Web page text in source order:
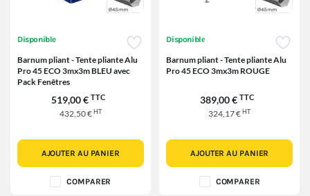
Disponible
Barnum pliant - Tente pliante Alu
Pro 45 ECO 3mx3m BLEU avec
Pack Fenêtres
519,00 € TTC
432,50 €HT
AJOUTER AU PANIER
COMPARER
Disponible
Barnum pliant - Tente pliante Alu
Pro 45 ECO 3mx3m ROUGE
389,00 € TTC
324,17 €HT
AJOUTER AU PANIER
COMPARER